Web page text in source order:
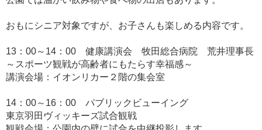
おもにシニア対象ですが、お子さんも楽しめる内容です。
13：00～14：00 健康講演会 牧田総合病院 荒井理事長
～スポーツ観戦が高齢者にもたらす幸福感～
講演会場：イオンリカー２階の集会室
14：00～16：00 パブリックビューイング
東京羽田ヴィッキーズ試合観戦